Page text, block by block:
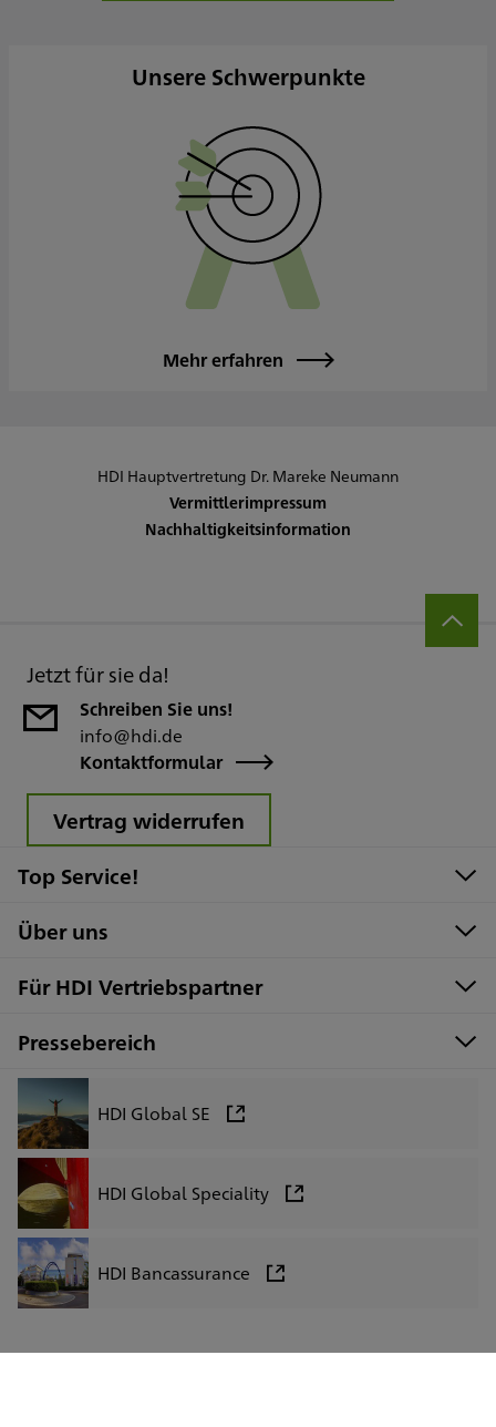
Unsere Schwerpunkte
Mehr erfahren
HDI Hauptvertretung Dr. Mareke Neumann
Vermittlerimpressum
Nachhaltigkeitsinformation
Jetzt für sie da!
Schreiben Sie uns!
info@hdi.de
Kontaktformular
Vertrag widerrufen
Top Service!
Über uns
Für HDI Vertriebspartner
Pressebereich
HDI Global SE
HDI Global Speciality
HDI Bancassurance